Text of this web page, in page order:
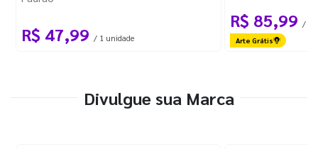
R$ 47,99 / 1 unidade
R$ 85,99 / 1
Arte Grátis
Divulgue sua Marca